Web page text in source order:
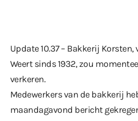
Update 10.37 – Bakkerij
Weert sinds 1932, zou
verkeren.
Medewerkers van de bakkerij
maandagavond bericht